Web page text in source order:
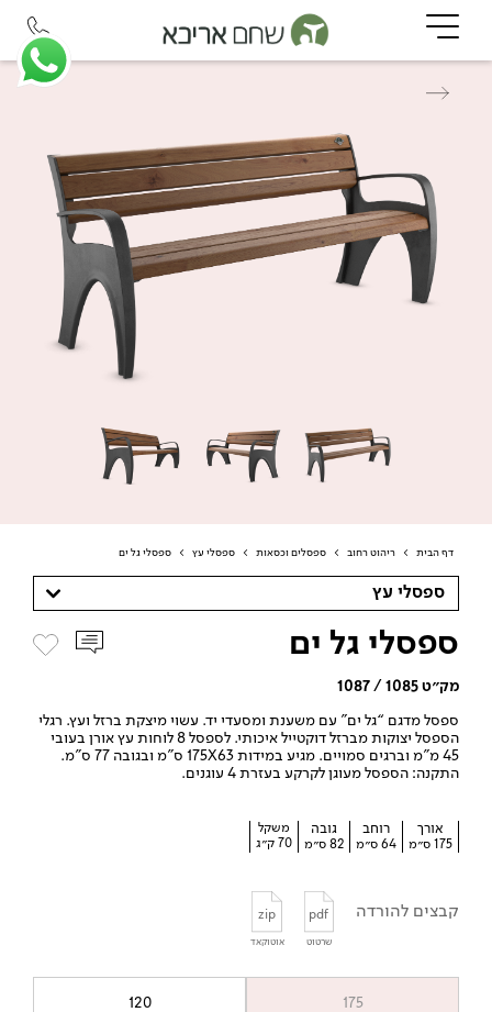
דף הבית > ריהוט רחוב > ספסלים וכסאות > ספסלי עץ > ספסלי גל ים
ספסלי עץ
ספסלי גל ים
מק״ט 1085 / 1087
ספסל מדגם “גל ים” עם משענת ומסעדי יד. עשוי מיצקת ברזל ועץ. רגלי
הספסל יצוקות מברזל דוקטייל איכותי. לספסל 8 לוחות עץ אורן בעובי
45 מ”מ וברגים סמויים. מגיע במידות 175X63 ס”מ ובגובה 77 ס”מ.
התקנה: הספסל מעוגן לקרקע בעזרת 4 עוגנים.
אורך
175 ס״מ
רוחב
64 ס״מ
גובה
82 ס״מ
משקל
70 ק״ג
קבצים להורדה pdf
שרטוט
zip
אוטוקאד
175
120